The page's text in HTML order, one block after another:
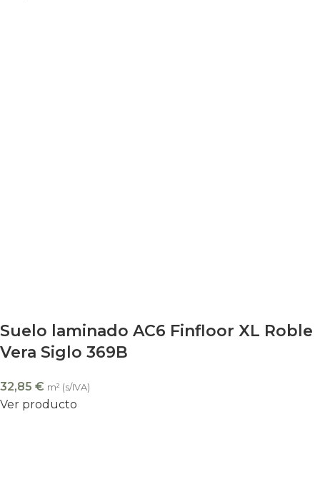
Suelo laminado AC6 Finfloor XL Roble
Vera Siglo 369B
32,85 € m² (s/IVA)
Ver producto